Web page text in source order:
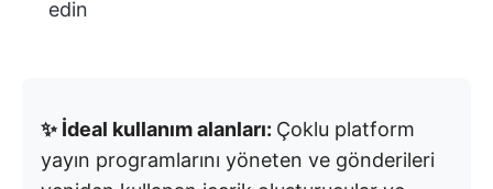
edin
✨ İdeal kullanım alanları: Çoklu platform
yayın programlarını yöneten ve gönderileri